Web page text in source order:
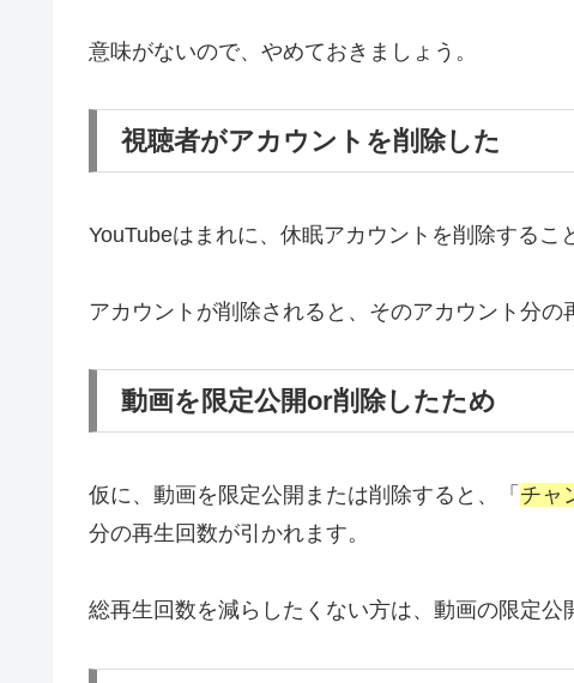
意味がないので、やめておきましょう。
視聴者がアカウントを削除した
YouTubeはまれに、休眠アカウントを削除するこ
アカウントが削除されると、そのアカウント分の
動画を限定公開or削除したため
仮に、動画を限定公開または削除すると、「 チャ
分の再生回数が引かれます。
総再生回数を減らしたくない方は、動画の限定公